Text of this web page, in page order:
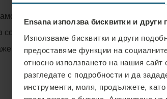
Ensana използва бисквитки и
Използваме бисквитки и други
предоставяме функции на
относно използването на нашия
разгледате с подробности и да
инструменти, моля, продължете,
подобрява разбирането за
тяло. Активността също така
аспект за нашето благосъстояние,